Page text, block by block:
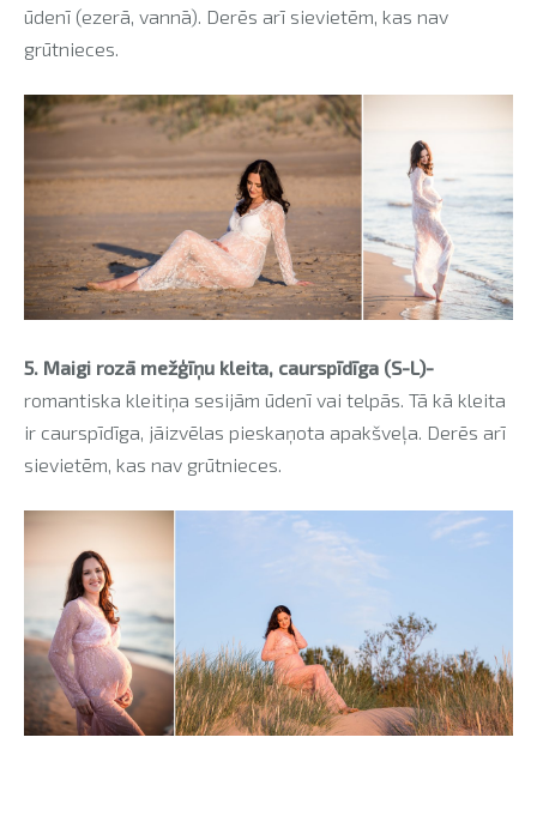
ūdenī (ezerā, vannā). Derēs arī sievietēm, kas nav
grūtnieces.
5. Maigi rozā mežģīņu kleita, caurspīdīga (S-L)-
romantiska kleitiņa sesijām ūdenī vai telpās. Tā kā kleita
ir caurspīdīga, jāizvēlas pieskaņota apakšveļa. Derēs arī
sievietēm, kas nav grūtnieces.